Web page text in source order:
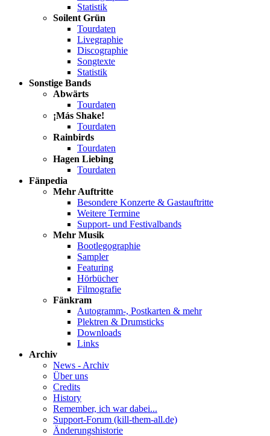
Statistik
Soilent Grün
Tourdaten
Livegraphie
Discographie
Songtexte
Statistik
Sonstige Bands
Abwärts
Tourdaten
¡Más Shake!
Tourdaten
Rainbirds
Tourdaten
Hagen Liebing
Tourdaten
Fänpedia
Mehr Auftritte
Besondere Konzerte & Gastauftritte
Weitere Termine
Support- und Festivalbands
Mehr Musik
Bootlegographie
Sampler
Featuring
Hörbücher
Filmografie
Fänkram
Autogramm-, Postkarten & mehr
Plektren & Drumsticks
Downloads
Links
Archiv
News - Archiv
Über uns
Credits
History
Remember, ich war dabei...
Support-Forum (kill-them-all.de)
Änderungshistorie